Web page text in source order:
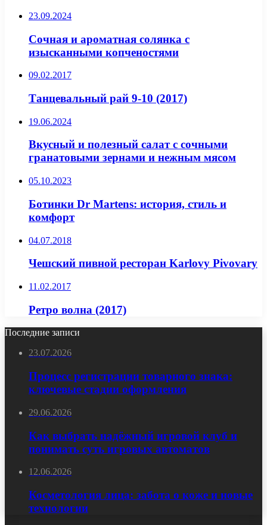
23.09.2024
Сочная и ароматная солянка с
изысканными копченостями
09.02.2017
Танцевальный рай 9-10 (2017)
19.06.2024
Вкусный и полезный салат с сочными
гранатовыми зернами и нежным мясом
05.10.2023
Ботинки Dr Martens: история, стиль и
комфорт
04.07.2018
Чешский пивной ресторан Karlovy Pivovary
11.02.2017
Ретро волна (2017)
Последние записи
23.07.2026
Процесс регистрации товарного знака:
ключевые стадии оформления
29.06.2026
Как выбрать надёжный игровой клуб и
понимать суть игровых автоматов
12.06.2026
Косметология лица: забота о коже и новые
технологии